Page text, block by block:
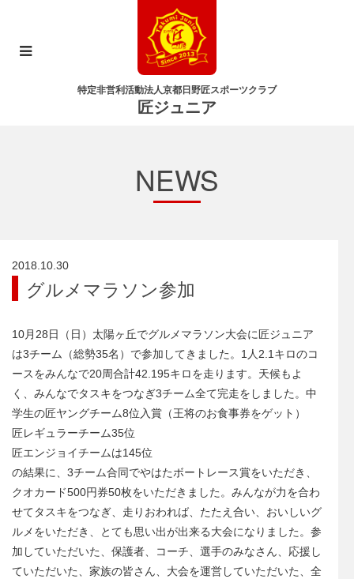
特定非営利活動法人京都日野匠スポーツクラブ
匠ジュニア
NEWS
2018.10.30
グルメマラソン参加
10月28日（日）太陽ヶ丘でグルメマラソン大会に匠ジュニア
は3チーム（総勢35名）で参加してきました。1人2.1キロのコ
ースをみんなで20周合計42.195キロを走ります。天候もよ
く、みんなでタスキをつなぎ3チーム全て完走をしました。中
学生の匠ヤングチーム8位入賞（王将のお食事券をゲット）
匠レギュラーチーム35位
匠エンジョイチームは145位
の結果に、3チーム合同でやはたボートレース賞をいただき、
クオカード500円券50枚をいただきました。みんなが力を合わ
せてタスキをつなぎ、走りおわれば、たたえ合い、おいしいグ
ルメをいただき、とても思い出が出来る大会になりました。参
加していただいた、保護者、コーチ、選手のみなさん、応援し
ていただいた、家族の皆さん、大会を運営していただいた、全